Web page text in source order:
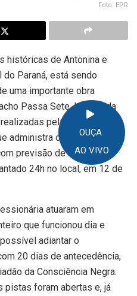
OUÇA
AO VIVO
Foto: EPR
históricas de Antonina e
Paraná, está sendo
uma importante obra
Passa Sete, localizada
pela EPR Litoral
administra o trecho —
previsão de finalizar o
24h no local, em 12 de
atuaram em
que funcionou dia e
adiantar o
20 dias de antecedência,
da Consciência Negra.
pistas foram abertas e, já